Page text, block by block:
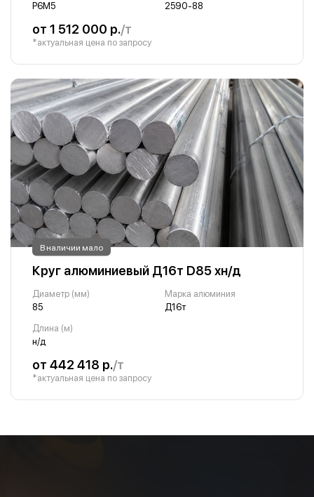
Р6М5
2590-88
от 1 512 000 р./т
*актуальная цена по запросу
В наличии мало
Круг алюминиевый Д16т D85 хн/д
Диаметр (мм)
85
Марка алюминия
Д16т
Длина (м)
н/д
от 442 418 р./т
*актуальная цена по запросу